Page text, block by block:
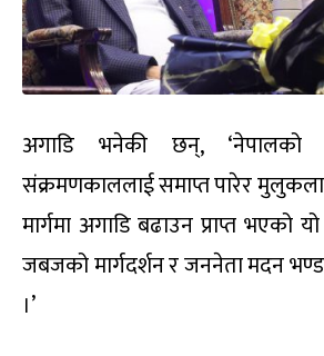
अगाडि भनेकी छन्, ‘नेपालको
संक्रमणकाललाई समाप्त पारेर
मार्गमा अगाडि बढाउन प्राप्त
जबजको मार्गदर्शन र जननेता मदन
।’